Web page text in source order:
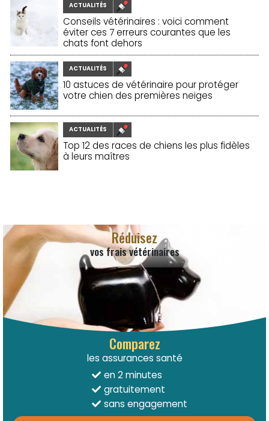
ACTUALITÉS
Conseils vétérinaires : voici comment
éviter ces 7 erreurs courantes que les
chats font dehors
ACTUALITÉS
10 astuces de vétérinaire pour protéger
votre chien des premières neiges
ACTUALITÉS
Top 12 des races de chiens les plus fidèles
à leurs maîtres
Réduisez
vos frais vétérinaires
Comparez
les assurances santé
en 2 minutes
gratuitement
sans engagement